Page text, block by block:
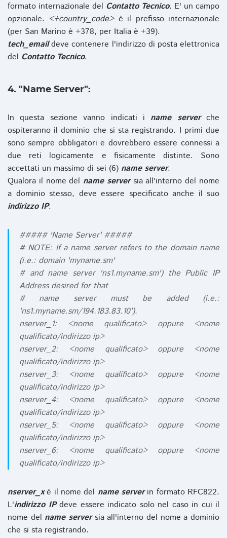
formato internazionale del Contatto Tecnico. E' un campo
opzionale. <+country_code>è il prefisso internazionale
(per San Marino è +378, per Italia è +39).
tech_emaildeve contenere l'indirizzo di posta elettronica
del Contatto Tecnico.
4. "Name Server":
In questa sezione vanno indicati i name serverche
ospiteranno il dominio che si sta registrando. I primi due
sono sempre obbligatori e dovrebbero essere connessi a
due reti logicamente e fisicamente distinte. Sono
accettati un massimo di sei (6) name server.
Qualora il nome del name serversia all'interno del nome
a dominio stesso, deve essere specificato anche il suo
indirizzo IP.
##### 'Name Server' #####
# NOTE: If a name server refers to the domain name
(i.e.: domain 'myname.sm'
# and name server 'ns1.myname.sm') the Public IP
Address desired for that
# name server must be added (i.e.:
'ns1.myname.sm/194.183.83.10').
nserver_1: <nome qualificato> oppure <nome
qualificato/indirizzo ip>
nserver_2: <nome qualificato> oppure <nome
qualificato/indirizzo ip>
nserver_3: <nome qualificato> oppure <nome
qualificato/indirizzo ip>
nserver_4: <nome qualificato> oppure <nome
qualificato/indirizzo ip>
nserver_5: <nome qualificato> oppure <nome
qualificato/indirizzo ip>
nserver_6: <nome qualificato> oppure <nome
qualificato/indirizzo ip>
nserver_xè il nome del name serverin formato RFC822.
L'indirizzo IPdeve essere indicato solo nel caso in cui il
nome del name serversia all'interno del nome a dominio
che si sta registrando.